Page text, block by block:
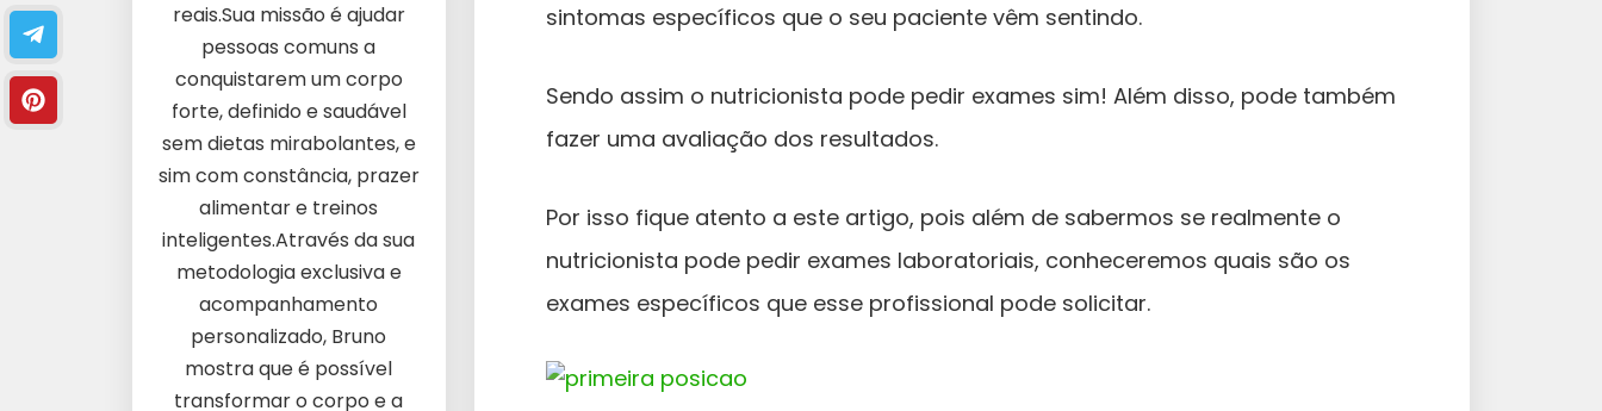
sintomas específicos que o seu paciente vêm sentindo.
Sendo assim o nutricionista pode pedir exames sim! Além disso, pode também
fazer uma avaliação dos resultados.
Por isso fique atento a este artigo, pois além de sabermos se realmente o
nutricionista pode pedir exames laboratoriais, conheceremos quais são os
exames específicos que esse profissional pode solicitar.
reais.Sua missão é ajudar
pessoas comuns a
conquistarem um corpo
forte, definido e saudável
sem dietas mirabolantes, e
sim com constância, prazer
alimentar e treinos
inteligentes.Através da sua
metodologia exclusiva e
acompanhamento
personalizado, Bruno
mostra que é possível
transformar o corpo e a